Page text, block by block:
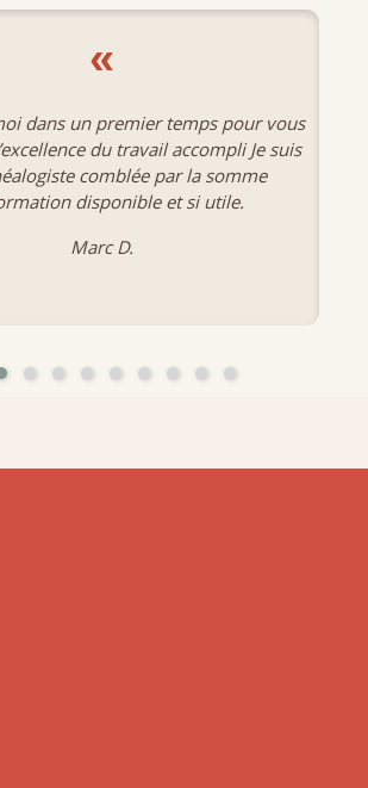
«
dans un premier temps pour vous
du travail accompli Je suis
comblée par la somme
disponible et si utile.
Marc D.